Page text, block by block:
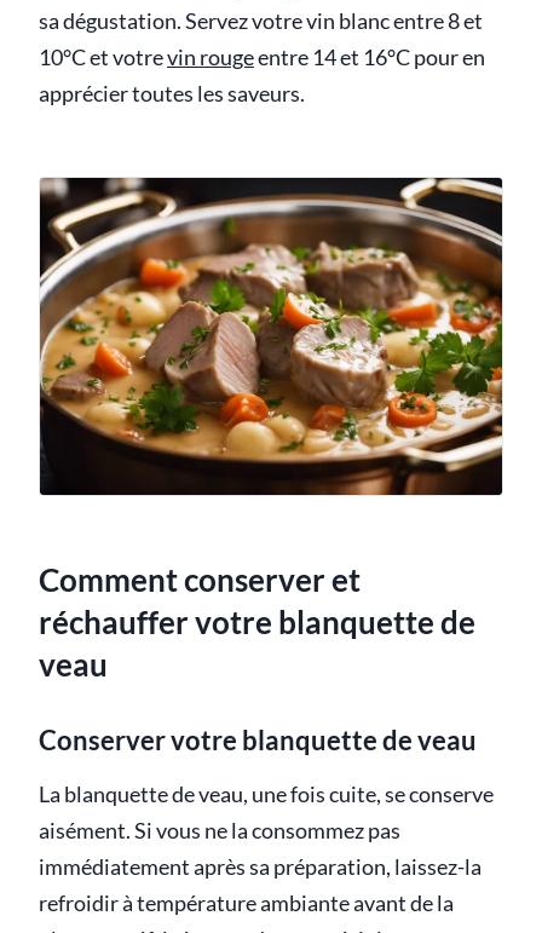
sa dégustation. Servez votre vin blanc entre 8 et
10°C et votrevin rougeentre 14 et 16°C pour en
apprécier toutes les saveurs.
Comment conserver et
réchauffer votre blanquette de
veau
Conserver votre blanquette de veau
La blanquette de veau, une fois cuite, se conserve
aisément. Si vous ne la consommez pas
immédiatement après sa préparation, laissez-la
refroidir à température ambiante avant de la